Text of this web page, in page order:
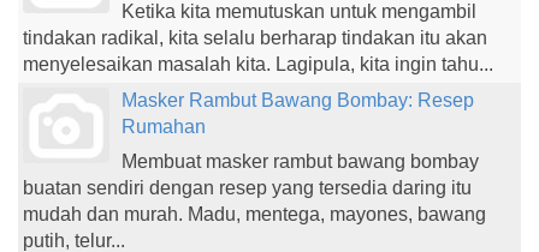
Ketika kita memutuskan untuk mengambil
tindakan radikal, kita selalu berharap tindakan itu akan
menyelesaikan masalah kita. Lagipula, kita ingin tahu...
Masker Rambut Bawang Bombay: Resep
Rumahan
Membuat masker rambut bawang bombay
buatan sendiri dengan resep yang tersedia daring itu
mudah dan murah. Madu, mentega, mayones, bawang
putih, telur...